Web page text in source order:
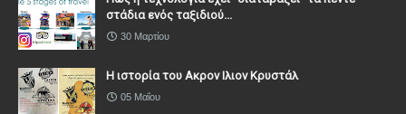
στάδια ενός ταξιδιού...
30 Μαρτίου
Η ιστορία του Ακρον Ιλιον Κρυστάλ
05 Μαΐου